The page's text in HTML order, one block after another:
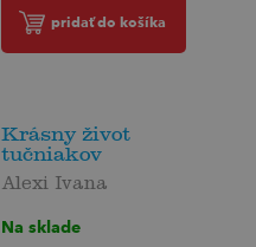
pridať do košíka
Krásny život
tučniakov
Alexi Ivana
Na sklade